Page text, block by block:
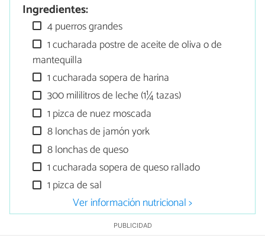
Ingredientes:
4 puerros grandes
1 cucharada postre de aceite de oliva o de
mantequilla
1 cucharada sopera de harina
300 mililitros de leche (1¼ tazas)
1 pizca de nuez moscada
8 lonchas de jamón york
8 lonchas de queso
1 cucharada sopera de queso rallado
1 pizca de sal
Ver información nutricional >